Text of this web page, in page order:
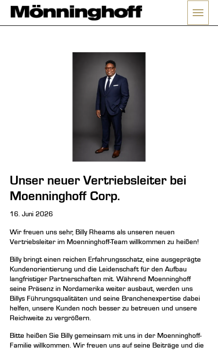
Menü
Unser neuer Vertriebsleiter bei
Moenninghoff Corp.
16. Juni 2026
Wir freuen uns sehr, Billy Rheams als unseren neuen
Vertriebsleiter im Moenninghoff-Team willkommen zu heißen!
Billy bringt einen reichen Erfahrungsschatz, eine ausgeprägte
Kundenorientierung und die Leidenschaft für den Aufbau
langfristiger Partnerschaften mit. Während Moenninghoff
seine Präsenz in Nordamerika weiter ausbaut, werden uns
Billys Führungsqualitäten und seine Branchenexpertise dabei
helfen, unsere Kunden noch besser zu betreuen und unsere
Reichweite zu vergrößern.
Bitte heißen Sie Billy gemeinsam mit uns in der Moenninghoff-
Familie willkommen. Wir freuen uns auf seine Beiträge und die